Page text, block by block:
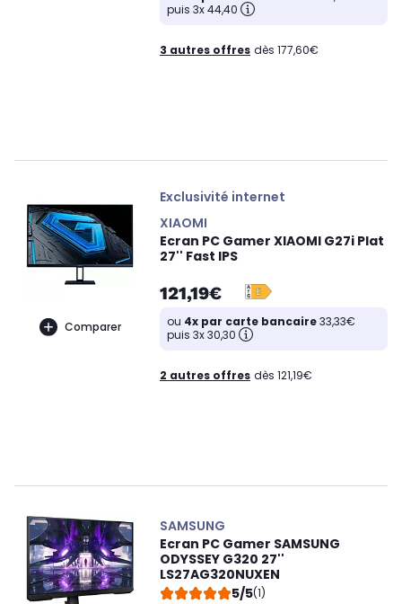
puis 3x 44,40
3 autres offres dès 177,60€
Comparer
Exclusivité internet
XIAOMI
Ecran PC Gamer XIAOMI G27i Plat
27'' Fast IPS
121,19€
ou 4x par carte bancaire33,33€
puis 3x 30,30
2 autres offres dès 121,19€
SAMSUNG
Ecran PC Gamer SAMSUNG
ODYSSEY G320 27''
LS27AG320NUXEN
5/5(1)